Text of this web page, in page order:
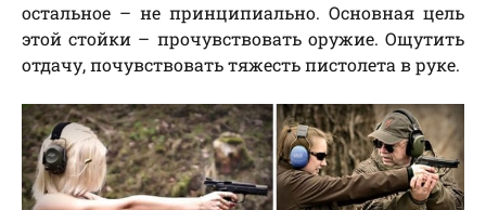
остальное – не принципиально. Основная цель
этой стойки – прочувствовать оружие. Ощутить
отдачу, почувствовать тяжесть пистолета в руке.